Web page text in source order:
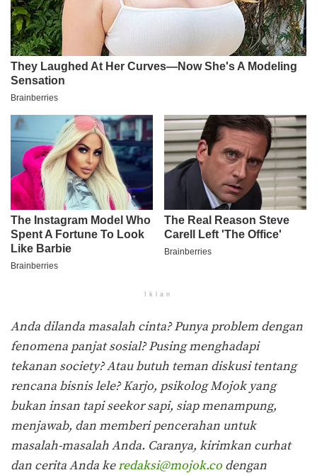
Iklan
Anda dilanda masalah cinta? Punya problem dengan
fenomena panjat sosial? Pusing menghadapi
tekanan society? Atau butuh teman diskusi tentang
rencana bisnis lele? Karjo, psikolog Mojok yang
bukan insan tapi seekor sapi, siap menampung,
menjawab, dan memberi pencerahan untuk
masalah-masalah Anda. Caranya, kirimkan curhat
dan cerita Anda keredaksi@mojok.co dengan